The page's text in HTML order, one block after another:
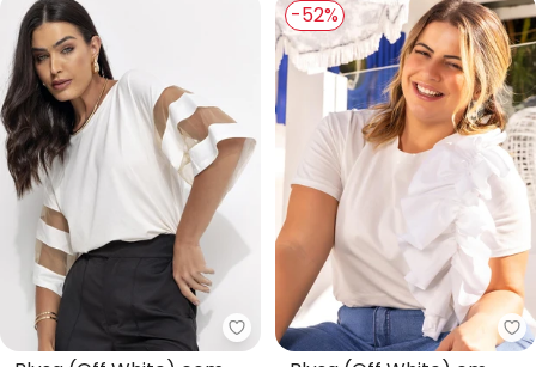
Quintess - Blusa (Off White)
-52%